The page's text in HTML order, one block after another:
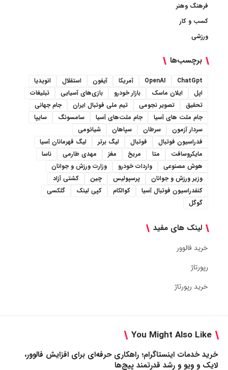
فرهنگ وهنر
کسب و کار
ورزشی
برچسب‌ها
ChatGpt
OpenAI آمریکا آیفون استقلال
انویدیا
اپل
ایلان ماسک بازار خودرو بازی‌های آسیایی
تبلیغات
تحقیق
تصویر نجومی تیم ملی فوتبال ایران
جام جهانی
جام ملت های آسیا
جام ملت‌های آسیا سامسونگ
سایپا
سردار آزمون
سرطان سپاهان
شیائومی
فدراسیون فوتبال
فوتبال لیگ برتر
لیگ قهرمانان آسیا
مایکروسافت
متا مریخ مغز مهدی طارمی
ناسا
هوش مصنوعی
واردات خودرو
وزارت ورزش و جوانان
وزیر ورزش و جوانان
پرسپولیس چین
کشتی آزاد
کنفدراسیون فوتبال آسیا
کوالکام کپی لینک
گلکسی
گوگل
لینک های مفید
خرید فالوور
رپورتاژ
خرید رپورتاژ
You Might Also Like
خرید خدمات اینستاگرام؛ راهکاری حرفه‌ای برای افزایش فالوور،
لایک و ویو و رشد قدرتمند پیج‌ها